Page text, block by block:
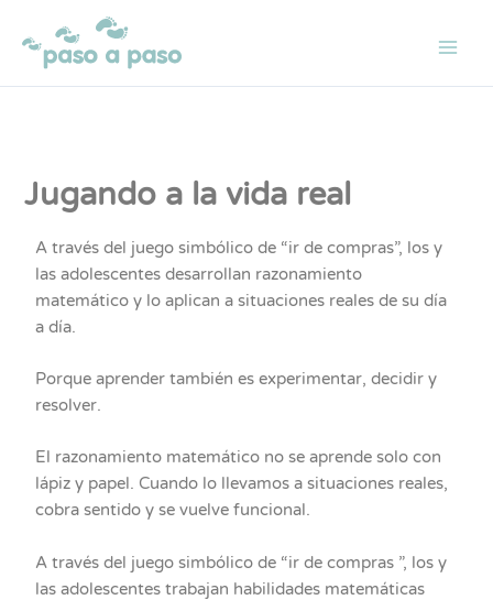
contenido
Jugando a la vida real
A través del juego simbólico de “ir de compras”, los y
las adolescentes desarrollan razonamiento
matemático y lo aplican a situaciones reales de su día
a día.
Porque aprender también es experimentar, decidir y
resolver.
El razonamiento matemático no se aprende solo con
lápiz y papel. Cuando lo llevamos a situaciones reales,
cobra sentido y se vuelve funcional.
A través del juego simbólico de “ir de compras ”, los y
las adolescentes trabajan habilidades matemáticas